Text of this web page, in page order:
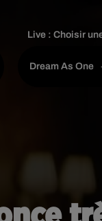
Live :Choisir
Dream As One